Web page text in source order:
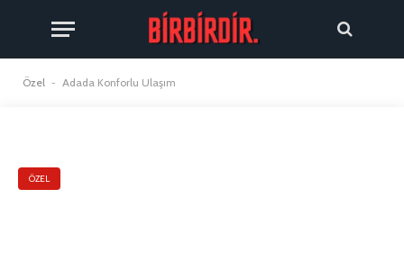
Özel - Adada Konforlu Ulaşım
ÖZEL